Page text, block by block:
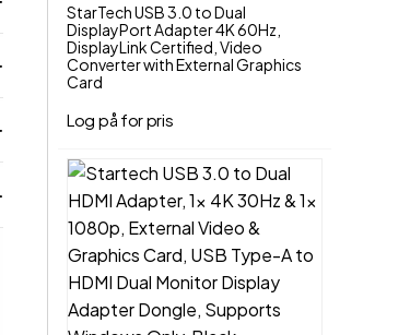
StarTech USB 3.0 to Dual
DisplayPort Adapter 4K 60Hz,
DisplayLink Certified, Video
Converter with External Graphics
Card
Log på for pris